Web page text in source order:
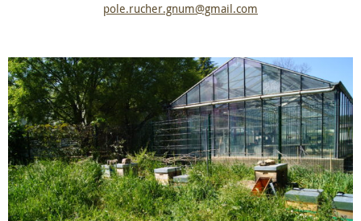
pole.rucher.gnum@gmail.com